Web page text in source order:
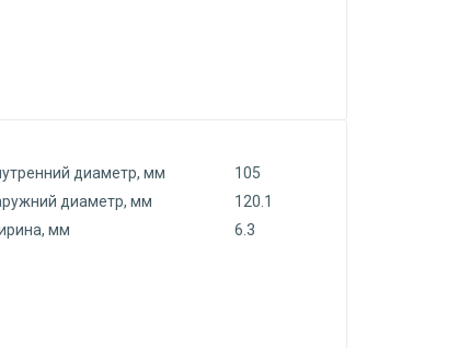
диаметр, мм
105
диаметр, мм
120.1
мм
6.3